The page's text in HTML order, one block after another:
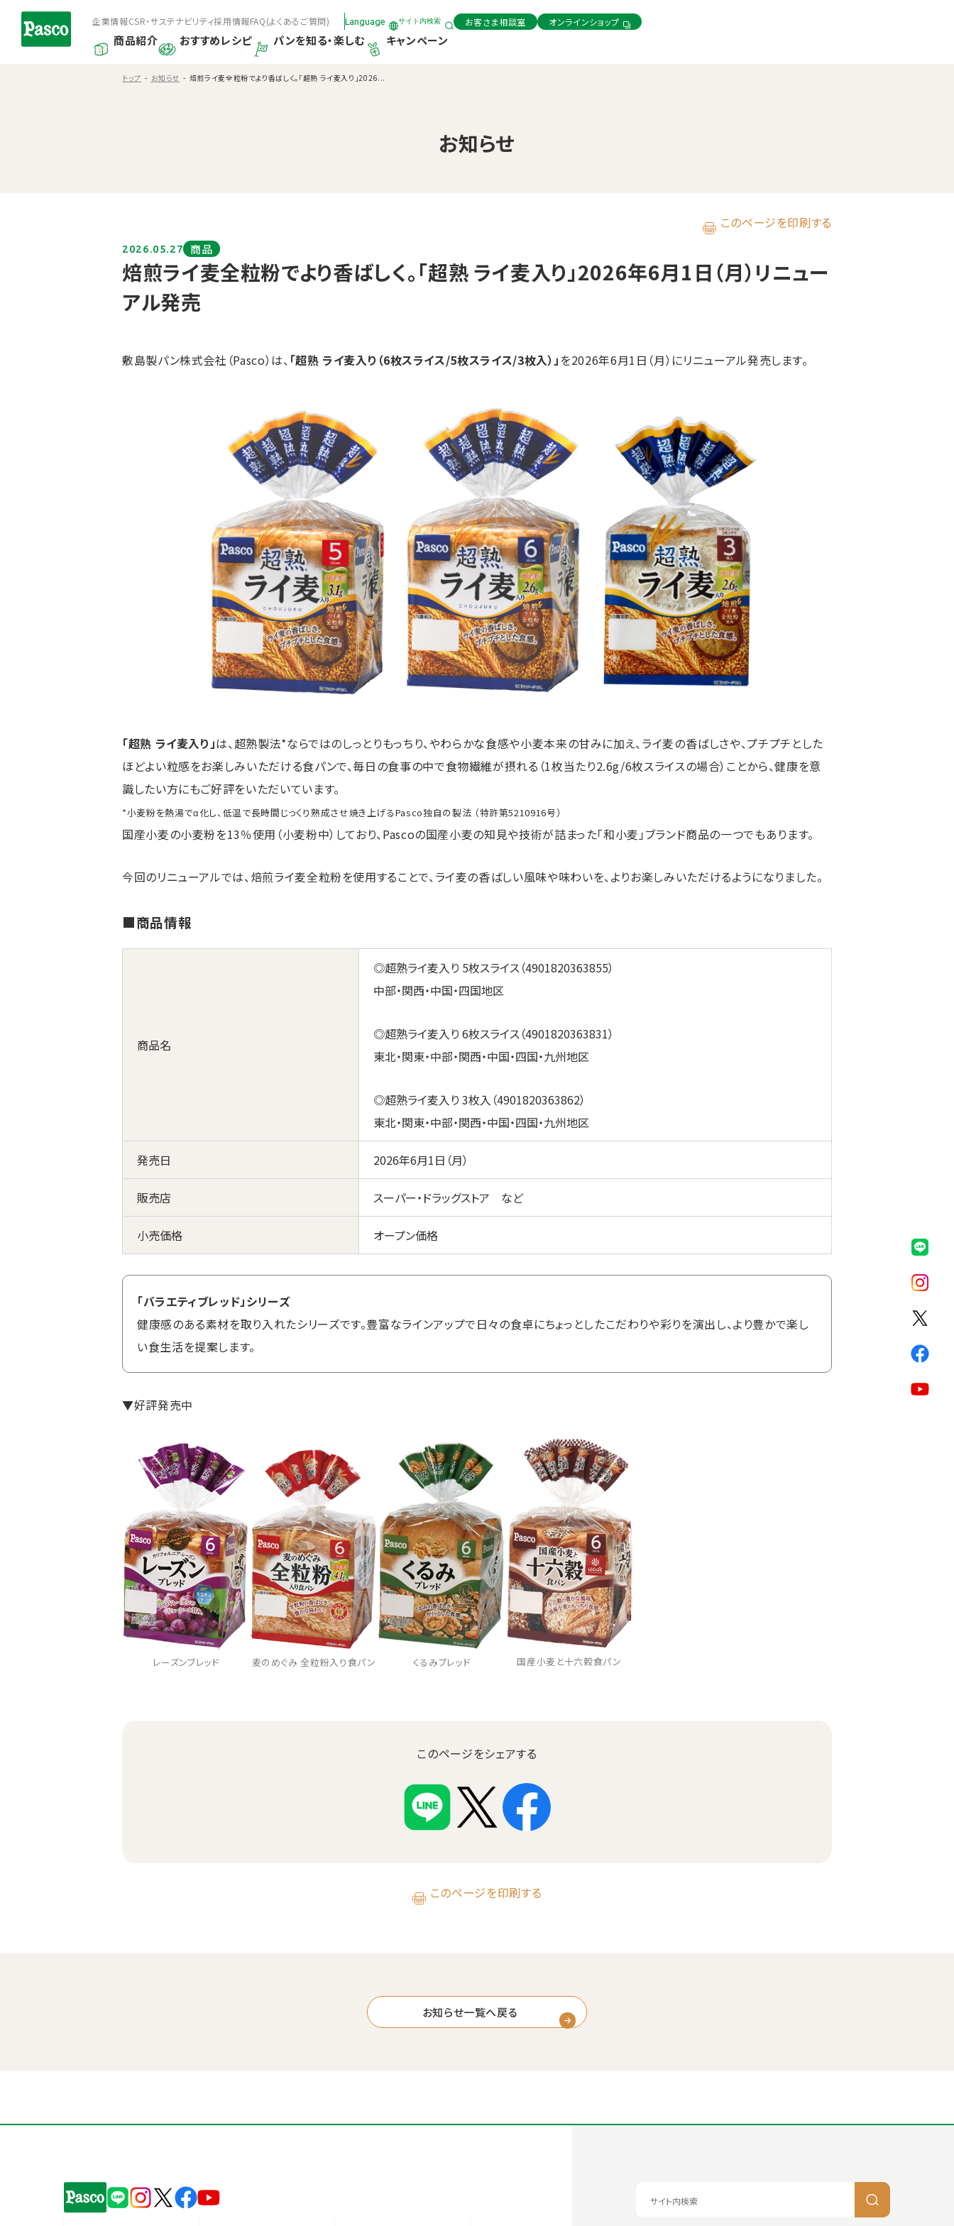
商品紹介 おすすめレシピ パンを知る・楽しむ キャンペーン
サイト内検索
Language
企業情報CSR・サステナビリティ採用情報FAQ(よくあるご質問) お客さま相談室 オンラインショップ
トップ お知らせ 焙煎ライ麦全粒粉でより香ばしく。「超熟 ライ麦入り」2026...
お知らせ
焙煎ライ麦全粒粉でより香ばしく。「超熟 ライ麦入り」2026年6月1日（月）リニュー
アル発売
2026.05.27 商品
このページを印刷する
敷島製パン株式会社（Pasco）は、 「超熟 ライ麦入り（6枚スライス/5枚スライス/3枚入）」を2026年6月1日（月）にリニューアル発売します。
「超熟 ライ麦入り」は、超熟製法*ならではのしっとりもっちり、やわらかな食感や小麦本来の甘みに加え、ライ麦の香ばしさや、プチプチとした
ほどよい粒感をお楽しみいただける食パンで、毎日の食事の中で食物繊維が摂れる（1枚当たり2.6g/6枚スライスの場合）ことから、健康を意
識したい方にもご好評をいただいています。
*小麦粉を熱湯でα化し、低温で長時間じっくり熟成させ焼き上げるPasco独自の製法 （特許第5210916号）
国産小麦の小麦粉を13％使用（小麦粉中）しており、Pascoの国産小麦の知見や技術が詰まった「和小麦」ブランド商品の一つでもあります。
今回のリニューアルでは、焙煎ライ麦全粒粉を使用することで、ライ麦の香ばしい風味や味わいを、よりお楽しみいただけるようになりました。
■商品情報
商品名
◎超熟ライ麦入り 5枚スライス（4901820363855）
中部・関西・中国・四国地区
◎超熟ライ麦入り 6枚スライス（4901820363831）
東北・関東・中部・関西・中国・四国・九州地区
◎超熟ライ麦入り 3枚入（4901820363862）
東北・関東・中部・関西・中国・四国・九州地区
発売日 2026年6月1日（月）
販売店 スーパー・ドラッグストア など
小売価格 オープン価格
「バラエティブレッド」シリーズ
健康感のある素材を取り入れたシリーズです。豊富なラインアップで日々の食卓にちょっとしたこだわりや彩りを演出し、より豊かで楽し
い食生活を提案します。
▼好評発売中
レーズンブレッド 麦のめぐみ 全粒粉入り食パン くるみブレッド 国産小麦と十六穀食パン
このページをシェアする
このページを印刷する
お知らせ一覧へ戻る